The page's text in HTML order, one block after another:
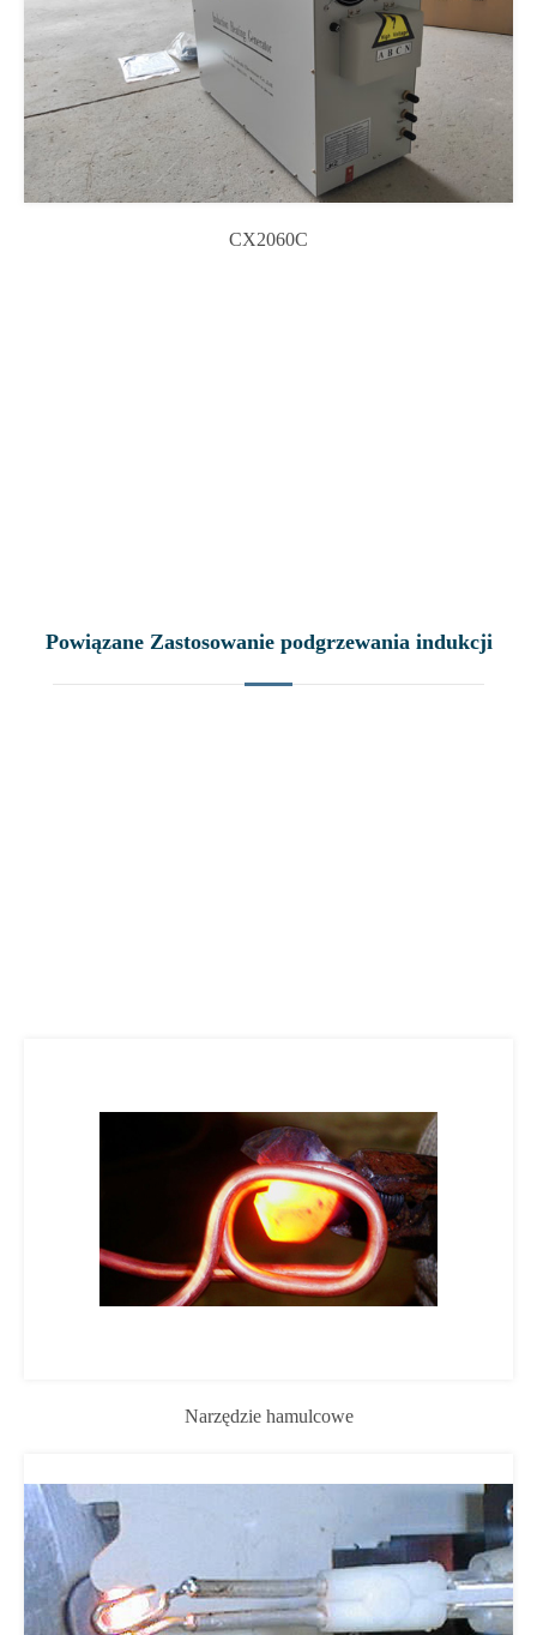
CX2060C
Powiązane Zastosowanie podgrzewania indukcji
Narzędzie hamulcowe